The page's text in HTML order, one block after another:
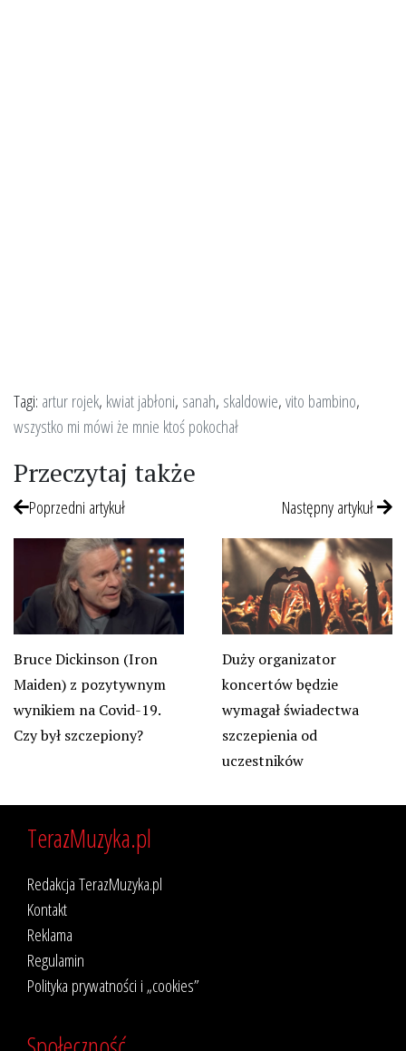
Tagi: artur rojek, kwiat jabłoni, sanah, skaldowie,vito bambino,
wszystko mi mówi że mnie ktoś pokochał
Przeczytaj także
Poprzedni artykuł
Bruce Dickinson (Iron
Maiden) z pozytywnym
wynikiem na Covid-19.
Czy był szczepiony?
Następny artykuł
Duży organizator
koncertów będzie
wymagał świadectwa
szczepienia od
uczestników
TerazMuzyka.pl
Redakcja TerazMuzyka.pl
Kontakt
Reklama
Regulamin
Polityka prywatności i „cookies”